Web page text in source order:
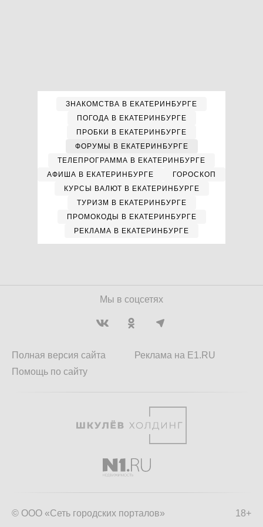
ЗНАКОМСТВА В ЕКАТЕРИНБУРГЕ
ПОГОДА В ЕКАТЕРИНБУРГЕ
ПРОБКИ В ЕКАТЕРИНБУРГЕ
ФОРУМЫ В ЕКАТЕРИНБУРГЕ
ТЕЛЕПРОГРАММА В ЕКАТЕРИНБУРГЕ
АФИША В ЕКАТЕРИНБУРГЕ
ГОРОСКОП
КУРСЫ ВАЛЮТ В ЕКАТЕРИНБУРГЕ
ТУРИЗМ В ЕКАТЕРИНБУРГЕ
ПРОМОКОДЫ В ЕКАТЕРИНБУРГЕ
РЕКЛАМА В ЕКАТЕРИНБУРГЕ
Мы в соцсетях
Полная версия сайта
Помощь по сайту
Реклама на E1.RU
18+
© ООО «Сеть городских порталов»